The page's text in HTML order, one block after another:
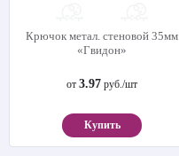
Крючок метал. стеновой 35мм
«Гвидон»
от3.97 руб./шт
Купить